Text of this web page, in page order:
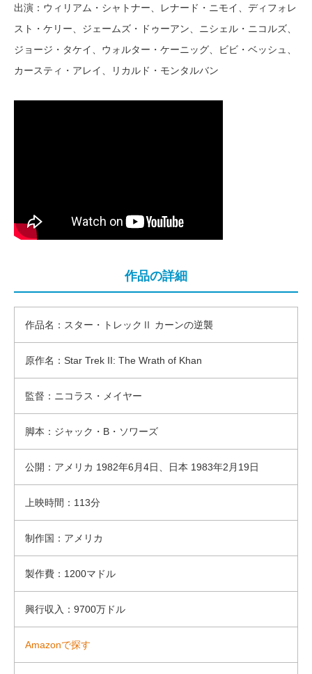
出演：ウィリアム・シャトナー、レナード・ニモイ、ディフォレ
スト・ケリー、ジェームズ・ドゥーアン、ニシェル・ニコルズ、
ジョージ・タケイ、ウォルター・ケーニッグ、ビビ・ベッシュ、
カースティ・アレイ、リカルド・モンタルバン
作品の詳細
作品名：スター・トレックⅡ カーンの逆襲
原作名：Star Trek II: The Wrath of Khan
監督：ニコラス・メイヤー
脚本：ジャック・B・ソワーズ
公開：アメリカ 1982年6月4日、日本 1983年2月19日
上映時間：113分
制作国：アメリカ
製作費：1200マドル
興行収入：9700万ドル
Amazonで探す